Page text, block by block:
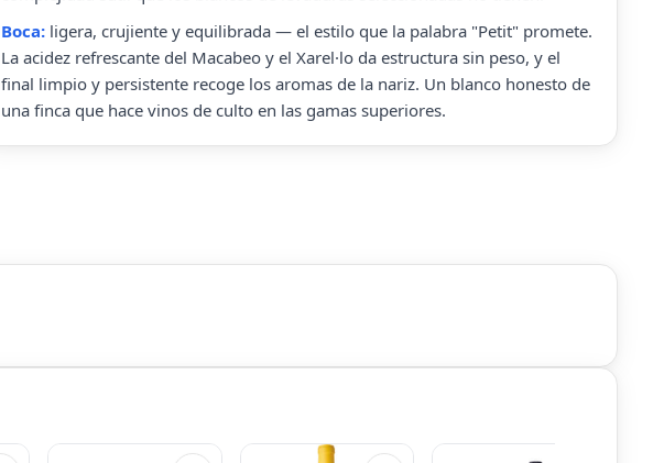
Boca:ligera, crujiente y equilibrada — el estilo que la palabra "Petit" promete.
La acidez refrescante del Macabeo y el Xarel·lo da estructura sin peso, y el
final limpio y persistente recoge los aromas de la nariz. Un blanco honesto de
una finca que hace vinos de culto en las gamas superiores.